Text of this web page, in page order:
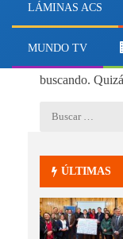
LÁMINAS ACS
MUNDO TV
No se ha
buscando.
ÚLTIMAS